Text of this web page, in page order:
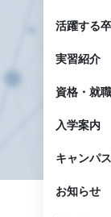
活躍する
実習紹介
資格・就職
入学案内
キャンパ
お知らせ